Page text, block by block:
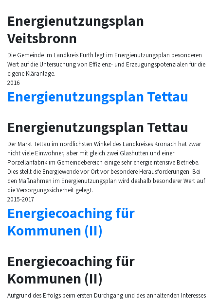
Energienutzungsplan
Veitsbronn
Die Gemeinde im Landkreis Fürth legt im Energienutzungsplan besonderen
Wert auf die Untersuchung von Effizienz- und Erzeugungspotenzialen für die
eigene Kläranlage.
2016
Energienutzungsplan Tettau
Energienutzungsplan Tettau
Der Markt Tettau im nördlichsten Winkel des Landkreises Kronach hat zwar
nicht viele Einwohner, aber mit gleich zwei Glashütten und einer
Porzellanfabrik im Gemeindebereich einige sehr energieintensive Betriebe.
Dies stellt die Energiewende vor Ort vor besondere Herausforderungen. Bei
den Maßnahmen im Energienutzungsplan wird deshalb besonderer Wert auf
die Versorgungssicherheit gelegt.
2015-2017
Energiecoaching für
Kommunen (II)
Energiecoaching für
Kommunen (II)
Aufgrund des Erfolgs beim ersten Durchgang und des anhaltenden Interesses